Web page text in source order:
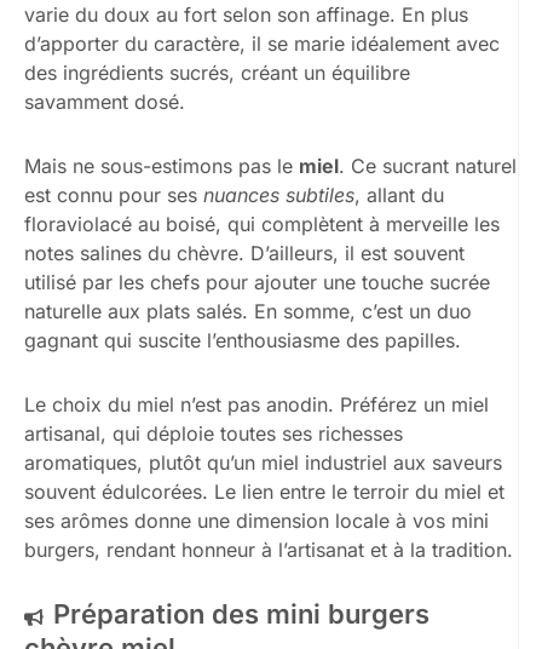
varie du doux au fort selon son affinage. En plus
d’apporter du caractère, il se marie idéalement avec
des ingrédients sucrés, créant un équilibre
savamment dosé.
Mais ne sous-estimons pas le miel. Ce sucrant naturel
est connu pour ses nuances subtiles, allant du
floraviolacé au boisé, qui complètent à merveille les
notes salines du chèvre. D’ailleurs, il est souvent
utilisé par les chefs pour ajouter une touche sucrée
naturelle aux plats salés. En somme, c’est un duo
gagnant qui suscite l’enthousiasme des papilles.
Le choix du miel n’est pas anodin. Préférez un miel
artisanal, qui déploie toutes ses richesses
aromatiques, plutôt qu’un miel industriel aux saveurs
souvent édulcorées. Le lien entre le terroir du miel et
ses arômes donne une dimension locale à vos mini
burgers, rendant honneur à l’artisanat et à la tradition.
Préparation des mini burgers